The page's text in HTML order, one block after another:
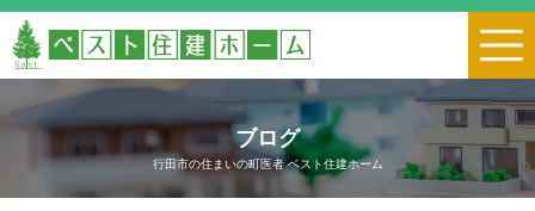
ブログ
行田市の住まいの町医者 ベスト住建ホーム